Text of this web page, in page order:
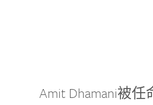
Amit Dhamani被任